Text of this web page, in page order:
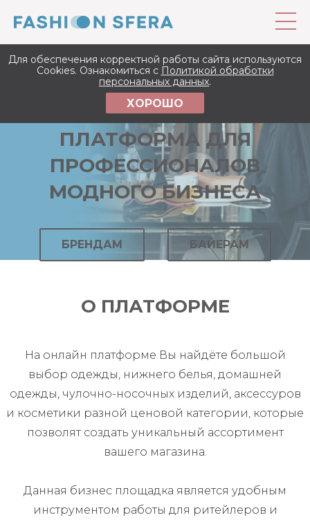
Для обеспечения корректной работы сайта используются
Cookies. Ознакомиться с Политикой обработки
персональных данных.
ХОРОШО
ПЕРВАЯ ОНЛАЙН
ПЛАТФОРМА ДЛЯ
ПРОФЕССИОНАЛОВ
МОДНОГО БИЗНЕСА
БРЕНДАМ БАЙЕРАМ
О ПЛАТФОРМЕ
На онлайн платформе Вы найдёте большой
выбор одежды, нижнего белья, домашней
одежды, чулочно-носочных изделий, аксессуров
и косметики разной ценовой категории, которые
позволят создать уникальный ассортимент
вашего магазина.
Данная бизнес площадка является удобным
инструментом работы для ритейлеров и